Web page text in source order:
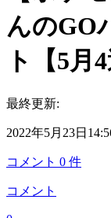
んのGO
ト【5月4
最終更新:
2022年5月23日
コメント 0 件
コメント